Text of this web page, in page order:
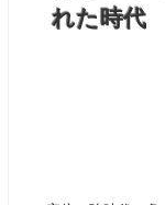
れた時代